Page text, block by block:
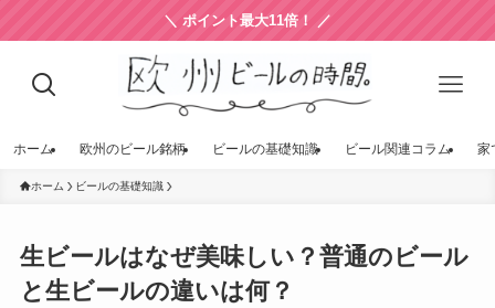
＼ ポイント最大11倍！ ／
ホーム 欧州のビール銘柄 ビールの基礎知識 ビール関連コラム 家
ホーム ビールの基礎知識
生ビールはなぜ美味しい？普通のビール
と生ビールの違いは何？